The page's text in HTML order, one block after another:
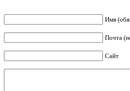
Имя
Почта
Сайт